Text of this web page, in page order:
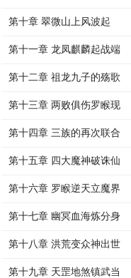
第十章 翠微山上风波起
第十一章 龙凤麒麟起战端
第十二章 祖龙九子的殇歌
第十三章 两败俱伤罗睺现
第十四章 三族的再次联合
第十五章 四大魔神破诛仙
第十六章 罗睺逆天立魔界
第十七章 幽冥血海炼分身
第十八章 洪荒变众神出世
第十九章 天罡地煞镇武当